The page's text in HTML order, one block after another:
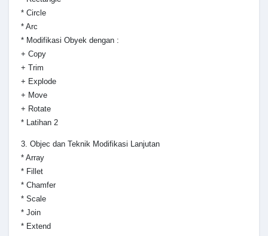
* Circle
* Arc
* Modifikasi Obyek dengan :
+ Copy
+ Trim
+ Explode
+ Move
+ Rotate
* Latihan 2
3. Objec dan Teknik Modifikasi Lanjutan
* Array
* Fillet
* Chamfer
* Scale
* Join
* Extend